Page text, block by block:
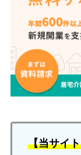
【当サイ